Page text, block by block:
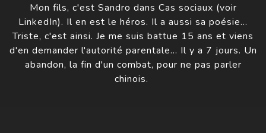
Mon fils, c'est Sandro dans Cas sociaux (voir
LinkedIn). Il en est le héros. Il a aussi sa poésie…
Triste, c'est ainsi. Je me suis battue 15 ans et viens
d'en demander l'autorité parentale… Il y a 7 jours. Un
abandon, la fin d'un combat, pour ne pas parler
chinois.